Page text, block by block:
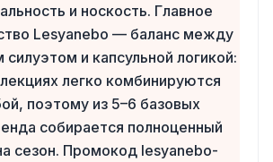
и носкость. Главное
Lesyanebo — баланс между
и капсульной логикой:
легко комбинируются
поэтому из 5–6 базовых
собирается полноценный
сезон. Промокод lesyanebo-